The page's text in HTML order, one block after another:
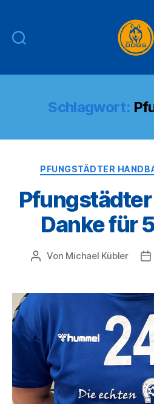
Schlagwort:
PFUNGSTÄDTER
Pfungstädter
Danke für
Beitragsautor
Von Michael Kübler